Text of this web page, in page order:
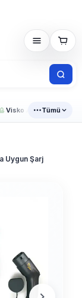
Visko Araç Ürünleri
Tümü
Uygun Şarj